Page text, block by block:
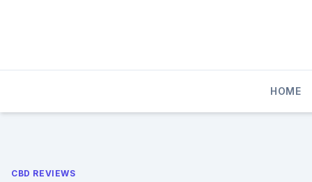
HOME
CBD REVIEWS